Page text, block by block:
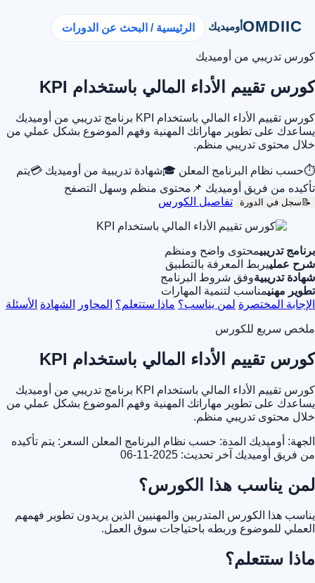
OMDIICأوميديك الرئيسية / البحث عن الدورات
كورس تدريبي من أوميديك
كورس تقييم الأداء المالي باستخدام KPI
كورس تقييم الأداء المالي باستخدام KPI برنامج تدريبي من أوميديك
يساعدك على تطوير مهاراتك المهنية وفهم الموضوع بشكل عملي من
خلال محتوى تدريبي منظم.
⏱حسب نظام البرنامج المعلن 🎓شهادة تدريبية من أوميديك 💳يتم
تأكيده من فريق أوميديك 📌 محتوى منظم وسهل التصفح
📝 سجل في الدورة تفاصيل الكورس
برنامج تدريبيمحتوى واضح ومنظم
شرح عملييربط المعرفة بالتطبيق
شهادة تدريبيةوفق شروط البرنامج
تطوير مهنيمناسب لتنمية المهارات
الإجابة المختصرة لمن يناسب؟ ماذا ستتعلم؟ المحاور الشهادة الأسئلة
ملخص سريع للكورس
كورس تقييم الأداء المالي باستخدام KPI
كورس تقييم الأداء المالي باستخدام KPI برنامج تدريبي من أوميديك
يساعدك على تطوير مهاراتك المهنية وفهم الموضوع بشكل عملي من
خلال محتوى تدريبي منظم.
الجهة: أوميديك المدة: حسب نظام البرنامج المعلن السعر: يتم تأكيده
من فريق أوميديك آخر تحديث: 2025-11-06
لمن يناسب هذا الكورس؟
يناسب هذا الكورس المتدربين والمهنيين الذين يريدون تطوير فهمهم
العملي للموضوع وربطه باحتياجات سوق العمل.
ماذا ستتعلم؟